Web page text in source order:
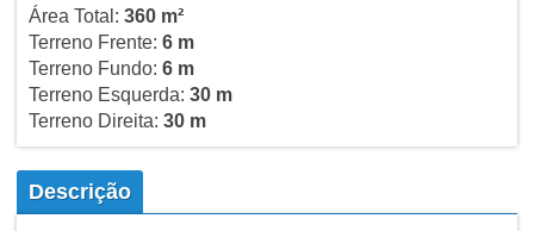
Área Total: 360 m²
Terreno Frente: 6 m
Terreno Fundo: 6 m
Terreno Esquerda: 30 m
Terreno Direita: 30 m
Descrição